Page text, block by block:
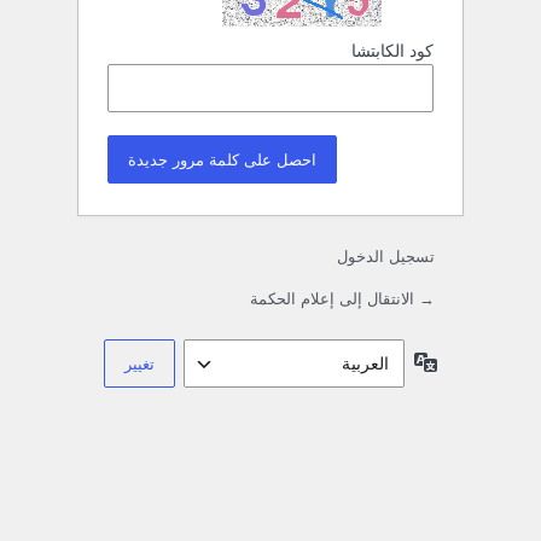
كود الكابتشا
تسجيل الدخول
→ الانتقال إلى إعلام الحكمة
اللغة